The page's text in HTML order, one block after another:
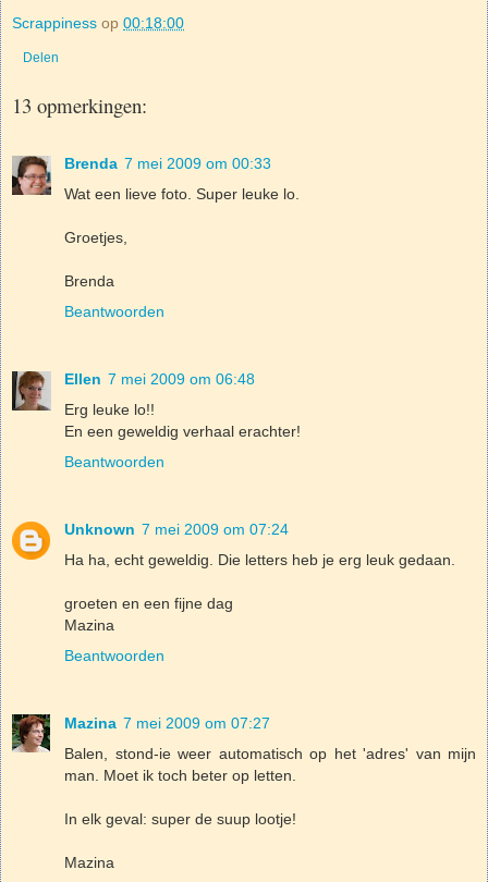
Scrappiness op 00:18:00
Delen
13 opmerkingen:
Brenda 7 mei 2009 om 00:33
Wat een lieve foto. Super leuke lo.
Groetjes,
Brenda
Beantwoorden
Ellen 7 mei 2009 om 06:48
Erg leuke lo!!
En een geweldig verhaal erachter!
Beantwoorden
Unknown 7 mei 2009 om 07:24
Ha ha, echt geweldig. Die letters heb je erg leuk gedaan.
groeten en een fijne dag
Mazina
Beantwoorden
Mazina 7 mei 2009 om 07:27
Balen, stond-ie weer automatisch op het 'adres' van mijn
man. Moet ik toch beter op letten.
In elk geval: super de suup lootje!
Mazina